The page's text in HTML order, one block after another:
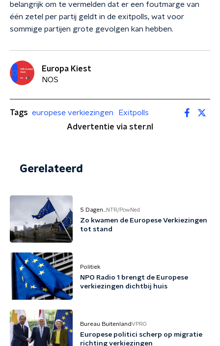
belangrijk om te vermelden dat er een foutmarge van
één zetel per partij geldt in de exitpolls, wat voor
sommige partijen grote gevolgen kan hebben.
Europa Kiest
NOS
Tags europese verkiezingen
Exitpolls
Advertentie via ster.nl
Gerelateerd
5 Dagen... NTR/PowNed
Zo kwamen de Europese Verkiezingen
tot stand
Politiek
NPO Radio 1 brengt de Europese
verkiezingen dichtbij huis
Bureau BuitenlandVPRO
Europese politici scherp op migratie
richting verkiezingen